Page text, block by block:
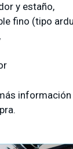
y estaño,
fino (tipo
información